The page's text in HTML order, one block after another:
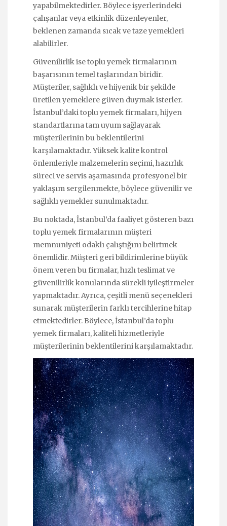
yapabilmektedirler. Böylece işyerlerindeki
çalışanlar veya etkinlik düzenleyenler,
beklenen zamanda sıcak ve taze yemekleri
alabilirler.
Güvenilirlik ise toplu yemek firmalarının
başarısının temel taşlarından biridir.
Müşteriler, sağlıklı ve hijyenik bir şekilde
üretilen yemeklere güven duymak isterler.
İstanbul’daki toplu yemek firmaları, hijyen
standartlarına tam uyum sağlayarak
müşterilerinin bu beklentilerini
karşılamaktadır. Yüksek kalite kontrol
önlemleriyle malzemelerin seçimi, hazırlık
süreci ve servis aşamasında profesyonel bir
yaklaşım sergilenmekte, böylece güvenilir ve
sağlıklı yemekler sunulmaktadır.
Bu noktada, İstanbul’da faaliyet gösteren bazı
toplu yemek firmalarının müşteri
memnuniyeti odaklı çalıştığını belirtmek
önemlidir. Müşteri geri bildirimlerine büyük
önem veren bu firmalar, hızlı teslimat ve
güvenilirlik konularında sürekli iyileştirmeler
yapmaktadır. Ayrıca, çeşitli menü seçenekleri
sunarak müşterilerin farklı tercihlerine hitap
etmektedirler. Böylece, İstanbul’da toplu
yemek firmaları, kaliteli hizmetleriyle
müşterilerinin beklentilerini karşılamaktadır.